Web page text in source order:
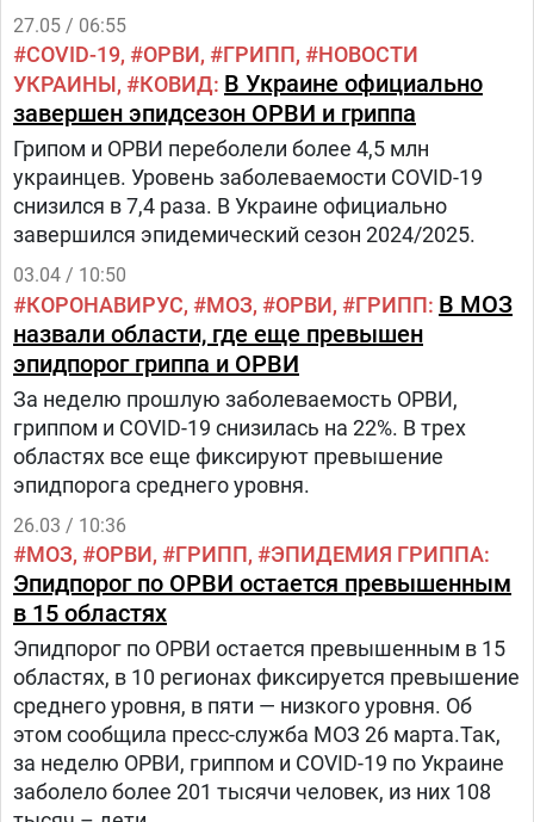
27.05 / 06:55
COVID-19 ОРВИ ГРИПП
НОВОСТИ
УКРАИНЫ
КОВИД В Украине официально
завершен эпидсезон ОРВИ и гриппа
Грипом и ОРВИ переболели более 4,5 млн
украинцев. Уровень заболеваемости COVID-19
снизился в 7,4 раза. В Украине официально
завершился эпидемический сезон 2024/2025.
03.04 / 10:50
КОРОНАВИРУС МОЗ ОРВИ ГРИПП В МОЗ
назвали области, где еще превышен
эпидпорог гриппа и ОРВИ
За неделю прошлую заболеваемость ОРВИ,
гриппом и COVID-19 снизилась на 22%. В трех
областях все еще фиксируют превышение
эпидпорога среднего уровня.
26.03 / 10:36
МОЗ ОРВИ ГРИПП ЭПИДЕМИЯ ГРИППА
Эпидпорог по ОРВИ остается превышенным
в 15 областях
Эпидпорог по ОРВИ остается превышенным в 15
областях, в 10 регионах фиксируется превышение
среднего уровня, в пяти — низкого уровня. Об
этом сообщила пресс-служба МОЗ 26 марта.Так,
за неделю ОРВИ, гриппом и COVID-19 по Украине
заболело более 201 тысячи человек, из них 108